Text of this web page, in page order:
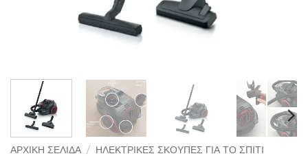
ΑΡΧΙΚΉ ΣΕΛΊΔΑ / ΗΛΕΚΤΡΙΚΈΣ ΣΚΟΎΠΕΣ ΓΙΑ ΤΟ ΣΠΊΤΙ